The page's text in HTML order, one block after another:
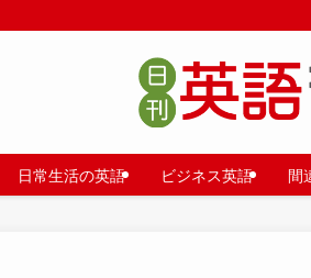
日常生活の英語 ビジネス英語 間